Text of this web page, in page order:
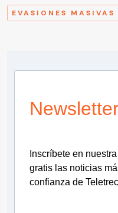
EVASIONES MASIVAS
Inscríbete en
gratis las noticias
confianza de